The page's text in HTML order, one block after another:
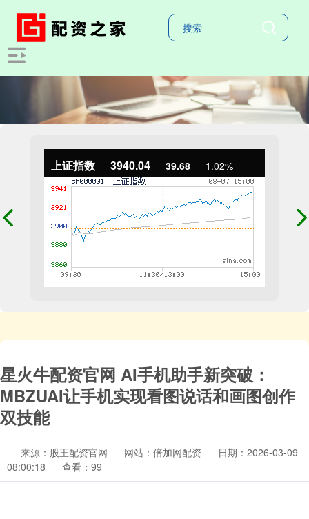
上证指数 3940.04 39.68 1.02%
星火牛配资官网 AI手机助手新突破：
MBZUAI让手机实现看图说话和画图创作
双技能
来源：股王配资官网 网站：倍加网配资
日期：2026-03-09
08:00:18
查看：99